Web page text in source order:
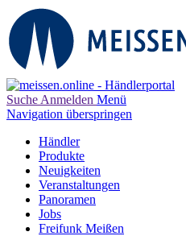
Suche Anmelden Menü
Navigation überspringen
Händler
Produkte
Neuigkeiten
Veranstaltungen
Panoramen
Jobs
Freifunk Meißen